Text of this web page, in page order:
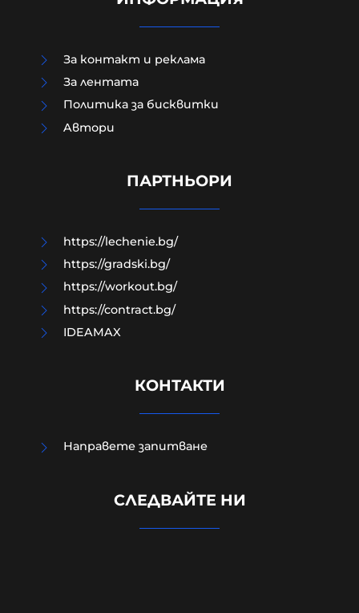
Времена на истински
на реална война
Асен Василев с Пеевски и Борисов
ни докараха до невиждан
че го сваля до 5,7%. Нужни са
За контакт и реклама
За лентата
Политика за бисквитки
Aвтори
ПАРТНЬОРИ
https://lechenie.bg/
https://gradski.bg/
https://workout.bg/
https://contract.bg/
IDEAMAX
КОНТАКТИ
Направете запитване
СЛЕДВАЙТЕ НИ